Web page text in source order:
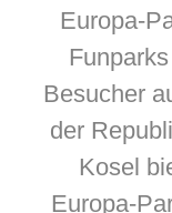
Europa-
Besucher
der
Kosel
Europa-